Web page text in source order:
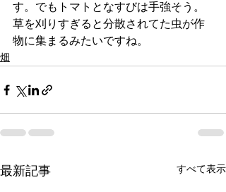
す。でもトマトとなすびは手強そう。
草を刈りすぎると分散されてた虫が作
物に集まるみたいですね。
畑
最新記事 すべて表示